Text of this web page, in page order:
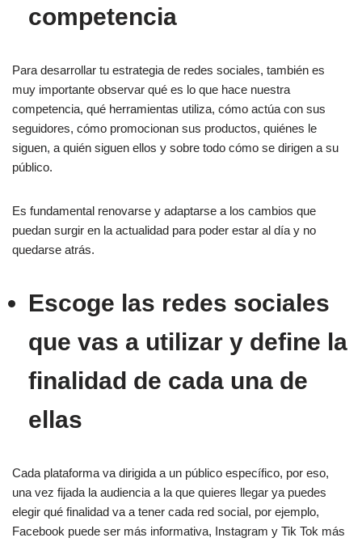
competencia
Para desarrollar tu estrategia de redes sociales, también es
muy importante observar qué es lo que hace nuestra
competencia, qué herramientas utiliza, cómo actúa con sus
seguidores, cómo promocionan sus productos, quiénes le
siguen, a quién siguen ellos y sobre todo cómo se dirigen a su
público.
Es fundamental renovarse y adaptarse a los cambios que
puedan surgir en la actualidad para poder estar al día y no
quedarse atrás.
Escoge las redes sociales
que vas a utilizar y define la
finalidad de cada una de
ellas
Cada plataforma va dirigida a un público específico, por eso,
una vez fijada la audiencia a la que quieres llegar ya puedes
elegir qué finalidad va a tener cada red social, por ejemplo,
Facebook puede ser más informativa, Instagram y Tik Tok más